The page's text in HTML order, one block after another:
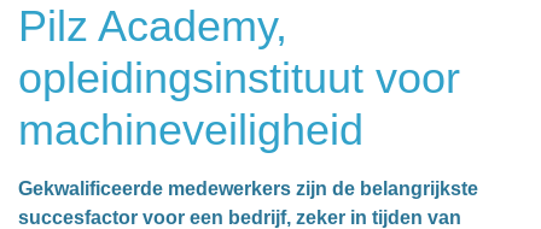
Pilz Academy,
opleidingsinstituut voor
machineveiligheid
Gekwalificeerde medewerkers zijn de belangrijkste
succesfactor voor een bedrijf, zeker in tijden van